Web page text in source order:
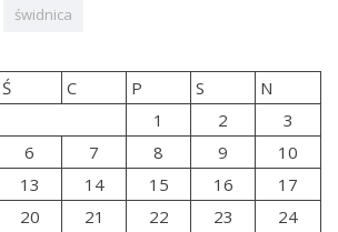
świdnica
Ś C P S
N
1
2
3
6 7 8 9
10
13 14 15 16
17
20 21 22 23
24